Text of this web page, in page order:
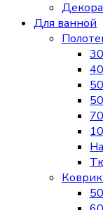
Для ванной